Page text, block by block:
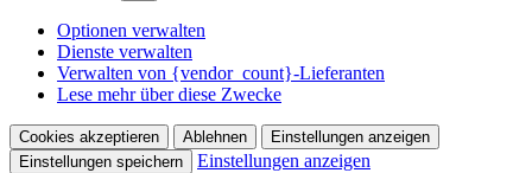
Optionen verwalten
Dienste verwalten
Verwalten von {vendor_count}-Lieferanten
Lese mehr über diese Zwecke
Cookies akzeptieren Ablehnen
Einstellungen anzeigen
Einstellungen speichern
Einstellungen anzeigen